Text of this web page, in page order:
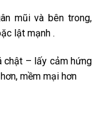
mũi và bên trong,
lật mạnh.
chật – lấy cảm hứng
mềm mại hơn